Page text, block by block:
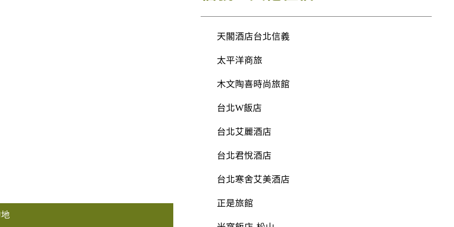
天閣酒店台北信義
太平洋商旅
木文陶喜時尚旅館
台北W飯店
台北艾麗酒店
台北君悅酒店
台北寒舍艾美酒店
正是旅館